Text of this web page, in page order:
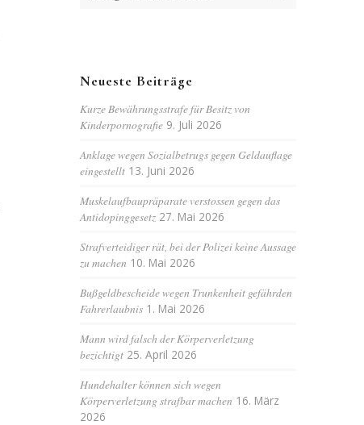
Neueste Beiträge
Kurze Bewährungsstrafe für Besitz von
Kinderpornografie 9. Juli 2026
Anklage wegen Sozialbetrugs gegen Geldauflage
eingestellt 13. Juni 2026
Muskelaufbaupräparate verstossen gegen das
Antidopinggesetz 27. Mai 2026
Strafverteidiger rät, bei der Polizei keine Aussage
zu machen 10. Mai 2026
Bußgeldbescheide wegen Trunkenheit gefährden
Fahrerlaubnis 1. Mai 2026
Mann wird falsch der Körperverletzung
bezichtigt 25. April 2026
Hundehalter können sich wegen
Körperverletzung strafbar machen 16. März
2026